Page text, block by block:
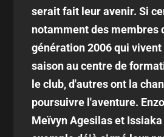
serait fait leur avenir. Si
notamment des membres
génération 2006 qui
saison au centre de
le club, d'autres ont la
poursuivre l'aventure.
Meïvyn Agesilas et